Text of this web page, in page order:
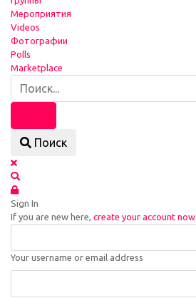
Мероприятия
Videos
Фотографии
Polls
Marketplace
Поиск
Sign In
If you are new here, create your account now
Your username or email address